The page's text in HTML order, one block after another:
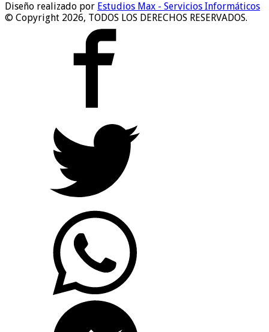
Diseño realizado por Estudios Max - Servicios Informáticos
© Copyright 2026, TODOS LOS DERECHOS RESERVADOS.